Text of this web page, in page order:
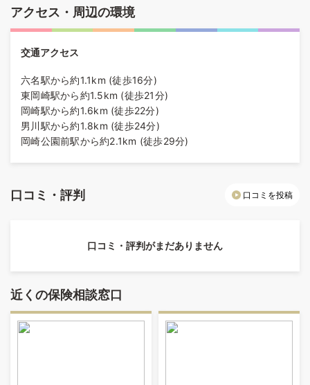
アクセス・周辺の環境
交通アクセス
六名駅から約1.1km (徒歩16分)
東岡崎駅から約1.5km (徒歩21分)
岡崎駅から約1.6km (徒歩22分)
男川駅から約1.8km (徒歩24分)
岡崎公園前駅から約2.1km (徒歩29分)
口コミ・評判 口コミを投稿
口コミ・評判がまだありません
近くの保険相談窓口